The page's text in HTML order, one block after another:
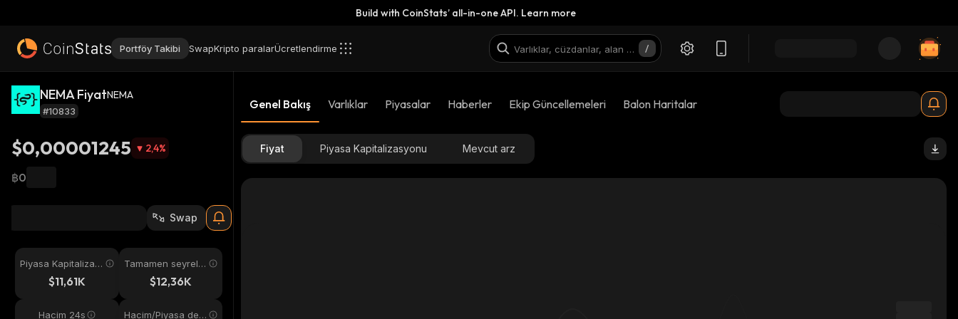
Build with CoinStats’ all-in-one API. Learn more
Portföy Takibi SwapKripto paralarÜcretlendirme
NEMA FiyatNEMA
#10833
$0,00001245 2,4%
฿0
Swap
Piyasa Kapitalizas
$11,61K
Tamamen seyreltil
$12,36K
Hacim 24s Hacim/Piyasa değ
Genel Bakış Varlıklar Piyasalar Haberler Ekip Güncellemeleri Balon Haritalar
Fiyat Piyasa Kapitalizasyonu Mevcut arz